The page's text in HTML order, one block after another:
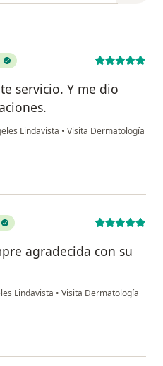
servicio. Y me dio
Lindavista • Visita Dermatología
agradecida con su
Lindavista • Visita Dermatología